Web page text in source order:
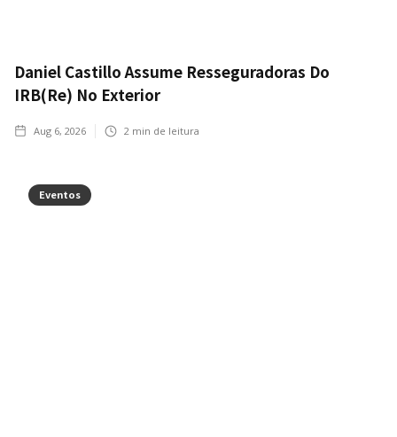
Daniel Castillo Assume Resseguradoras Do
IRB(Re) No Exterior
Aug 6, 2026 2 min de leitura
Eventos